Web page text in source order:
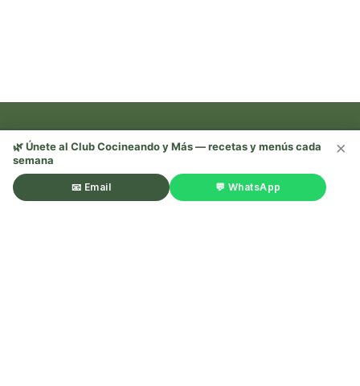
Recetas, trucos y mucho más —
¡sígueme en redes! 🌿
×
🌿 Únete al Club Cocineando y Más — recetas y menús cada
semana
📧 Email 💬 WhatsApp